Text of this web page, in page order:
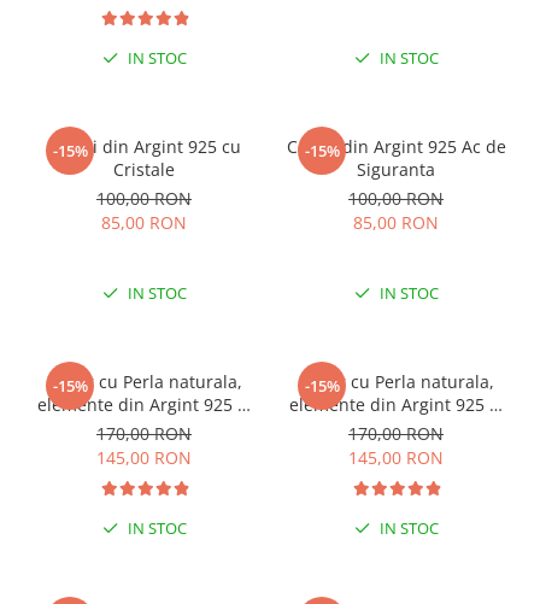
IN STOC IN STOC
-15%
Cercei din Argint 925 cu
Cristale
100,00 RON
85,00 RON
IN STOC
-15%
Cercei din Argint 925 Ac de
Siguranta
100,00 RON
85,00 RON
IN STOC
-15%
Colier cu Perla naturala,
elemente din Argint 925 si
margele Miyuki, multicolor
170,00 RON
145,00 RON
IN STOC
-15%
Colier cu Perla naturala,
elemente din Argint 925 si
margele Miyuki, verde/kiwi
170,00 RON
145,00 RON
IN STOC